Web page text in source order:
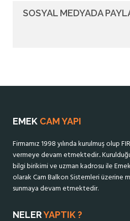
SOSYAL MEDYADA
EMEK CAM YAPI
Firmamız 1998 yılında kurulmuş olup
vermeye devam etmektedir..
bilgi birikimi ve uzman kadrosu ile
olarak Cam Balkon Sistemleri üzerine
sunmaya devam etmektedir.
NELERYAPTIK ?